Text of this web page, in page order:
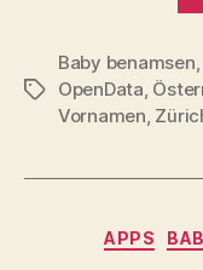
Schlagwörter
Baby benamsen,
OpenData,
Vornamen,
APPS